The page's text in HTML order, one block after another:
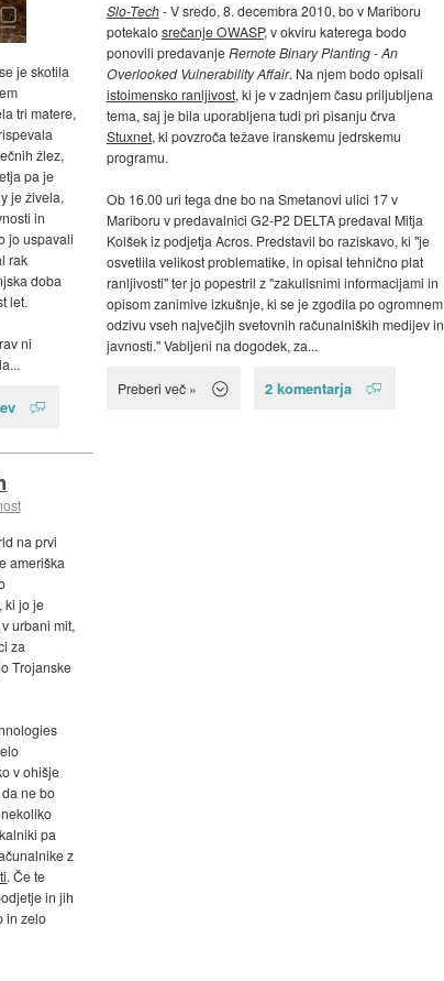
je skotila
tri matere,
žlez,
pa je
je živela,
in
jo uspavali
rak
doba
let.
ni
Slo-Tech- V sredo, 8. decembra 2010, bo v Mariboru
potekalosrečanje OWASP, v okviru katerega bodo
ponovili predavanjeRemote Binary Planting - An
Overlooked Vulnerability Affair. Na njem bodo opisali
istoimensko ranljivost, ki je v zadnjem času priljubljena
tema, saj je bila uporabljena tudi pri pisanju črva
Stuxnet, ki povzroča težave iranskemu jedrskemu
programu.
Ob 16.00 uri tega dne bo na Smetanovi ulici 17 v
Mariboru v predavalnici G2-P2 DELTA predaval Mitja
Kolšek iz podjetja Acros. Predstavil bo raziskavo, ki "je
osvetlila velikost problematike, in opisal tehnično plat
ranljivosti" ter jo popestril z "zakulisnimi informacijami in
opisom zanimive izkušnje, ki se je zgodila po ogromnem
odzivu vseh največjih svetovnih računalniških medijev in
javnosti." Vabljeni na dogodek, za...
Preberi več » 2 komentarja
na prvi
ameriška
ki jo je
urbani mit,
za
Trojanske
v ohišje
ne bo
pa
z
. Če te
in jih
in zelo